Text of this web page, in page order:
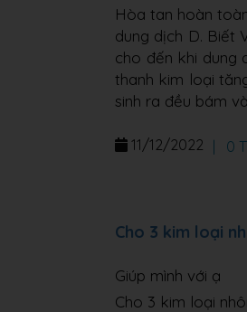
Hòa tan hoàn
dung dịch D. Biết
cho đến khi dung
thanh kim loại
sinh ra đều bám
11/12/2022 0
Cho 3 kim loại
Giúp mình với ạ
Cho 3 kim loại